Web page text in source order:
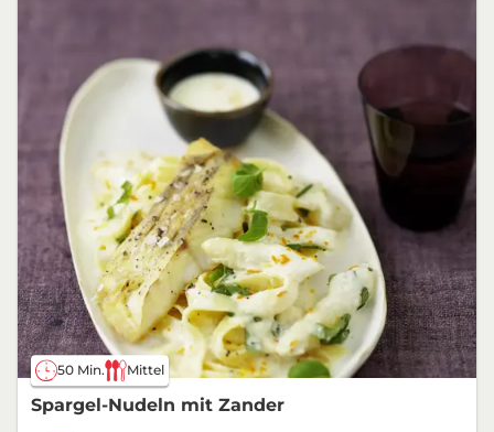
50 Min. Mittel
Spargel-Nudeln mit Zander